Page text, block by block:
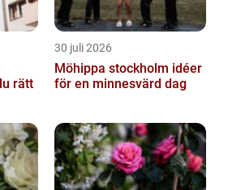
30 juli 2026
Möhippa stockholm idéer
för en minnesvärd dag